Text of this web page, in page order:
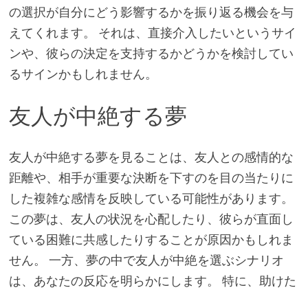
の選択が自分にどう影響するかを振り返る機会を与
えてくれます。 それは、直接介入したいというサイ
ンや、彼らの決定を支持するかどうかを検討してい
るサインかもしれません。
友人が中絶する夢
友人が中絶する夢を見ることは、友人との感情的な
距離や、相手が重要な決断を下すのを目の当たりに
した複雑な感情を反映している可能性があります。
この夢は、友人の状況を心配したり、彼らが直面し
ている困難に共感したりすることが原因かもしれま
せん。 一方、夢の中で友人が中絶を選ぶシナリオ
は、あなたの反応を明らかにします。 特に、助けた